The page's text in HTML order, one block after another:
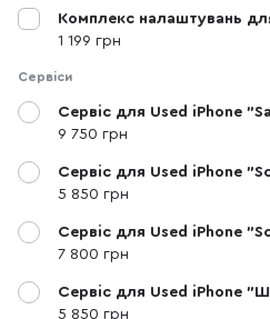
Комплекс налаштувань
1 199 грн
Сервіси
Сервіс для Used iPhone
9 750 грн
Сервіс для Used iPhone
5 850 грн
Сервіс для Used iPhone
7 800 грн
Сервіс для Used iPhone
5 850 грн